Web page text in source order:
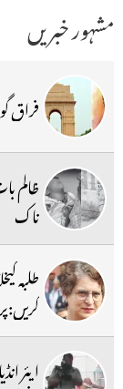
مشہور خبریں
فراق
ظالم
ناک
طلبہ